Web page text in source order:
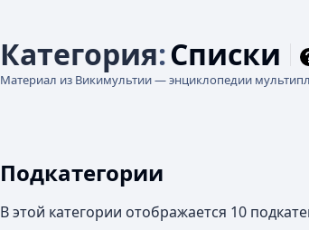
Категория:Списки
Материал из Викимультии — энциклопедии
Подкатегории
В этой категории отображается 10